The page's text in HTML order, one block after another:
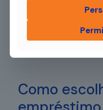
alíquota zero de
taxas de juros
Como